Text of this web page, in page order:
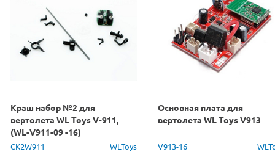
Краш набор №2 для
вертолета WL Toys V-911,
(WL-V911-09 -16)
CK2W911 WLToys
Основная плата для
вертолета WL Toys V913
V913-16